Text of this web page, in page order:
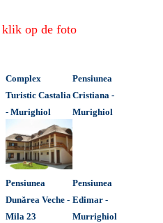
op de foto
Complex
Turistic Castalia
- Murighiol
Pensiunea
Cristiana -
Murighiol
Pensiunea
Dunărea Veche -
Mila 23
Pensiunea
Edimar -
Murrighiol